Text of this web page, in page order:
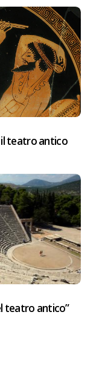
teatro antico
teatro antico”